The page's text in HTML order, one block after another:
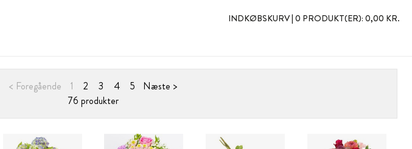
INDKØBSKURV | 0 PRODUKT(ER): 0,00 KR.
< Foregående 1 2 3 4 5
Næste >
76 produkter